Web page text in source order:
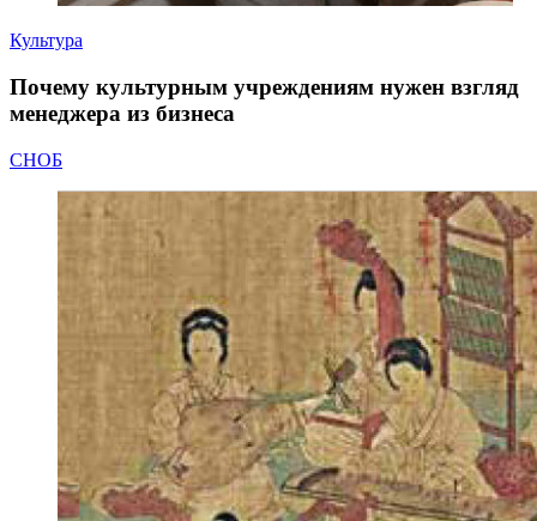
Культура
Почему культурным учреждениям нужен взгляд
менеджера из бизнеса
СНОБ